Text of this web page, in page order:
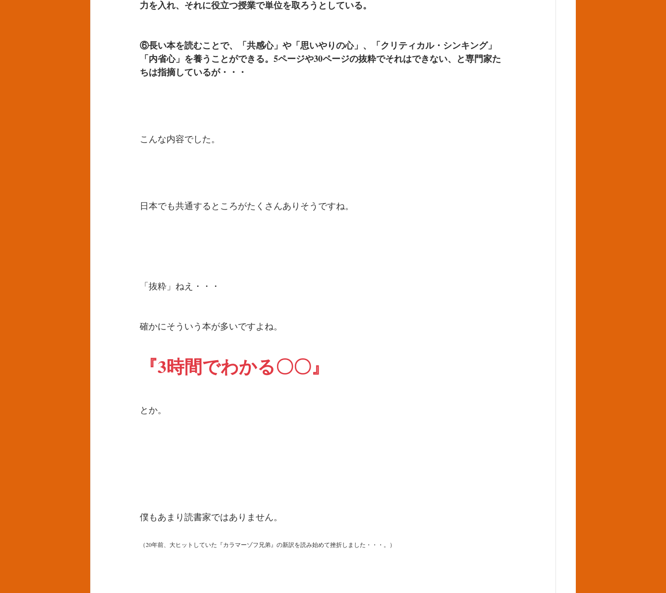
力を入れ、それに役立つ授業で単位を取ろうとしている。
⑥長い本を読むことで、「共感心」や「思いやりの心」、「クリティカル・シンキング」
「内省心」を養うことができる。5ページや30ページの抜粋でそれはできない、と専門家た
ちは指摘しているが・・・
こんな内容でした。
日本でも共通するところがたくさんありそうですね。
「抜粋」ねえ・・・
確かにそういう本が多いですよね。
『3時間でわかる〇〇』
とか。
僕もあまり読書家ではありません。
（20年前、大ヒットしていた『カラマーゾフ兄弟』の新訳を読み始めて挫折しました・・・。）